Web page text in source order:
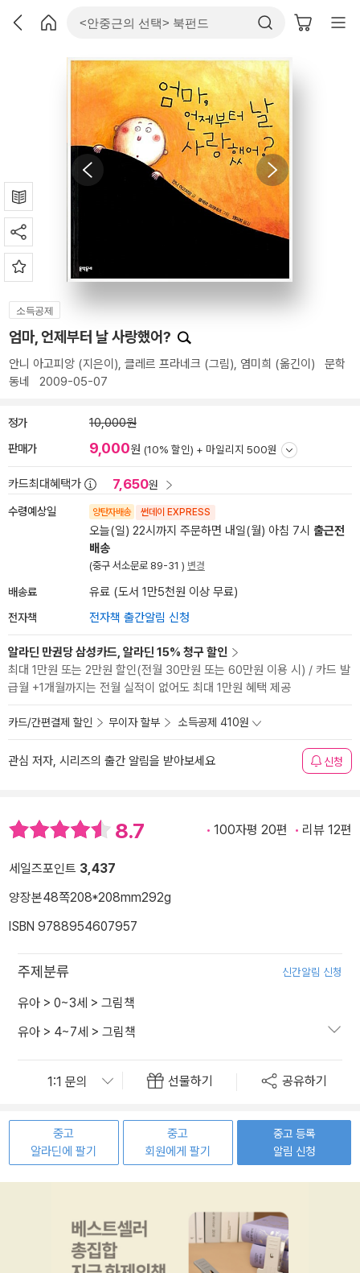
소득공제
엄마, 언제부터 날 사랑했어?
안니 아고피앙 (지은이), 클레르 프라네크 (그림), 염미희 (옮긴이) 문학
동네
2009-05-07
정가 10,000원
판매가 9,000원 (10% 할인) + 마일리지 500원
카드최대혜택가 7,650원
수령예상일 양탄자배송 썬데이 EXPRESS
오늘(일) 22시까지 주문하면 내일(월) 아침 7시 출근전
배송
(중구 서소문로 89-31 ) 변경
배송료 유료 (도서 1만5천원 이상 무료)
전자책 전자책 출간알림 신청
알라딘 만권당 삼성카드, 알라딘 15% 청구 할인
최대 1만원 또는 2만원 할인(전월 30만원 또는 60만원 이용 시) / 카드 발
급월 +1개월까지는 전월 실적이 없어도 최대 1만원 혜택 제공
카드/간편결제 할인 무이자 할부 소득공제 410원
관심 저자, 시리즈의 출간 알림을 받아보세요 신청
8.7 100자평 20편 리뷰 12편
세일즈포인트 3,437
양장본48쪽208*208mm292g
ISBN 9788954607957
주제분류 신간알림 신청
유아 > 0~3세 > 그림책
유아 > 4~7세 > 그림책
선물하기 공유하기
중고
알라딘에 팔기
중고
회원에게 팔기
중고 등록
알림 신청